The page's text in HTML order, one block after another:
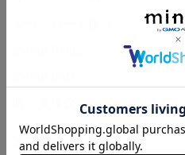
販売支援企画・イベント
読みもの